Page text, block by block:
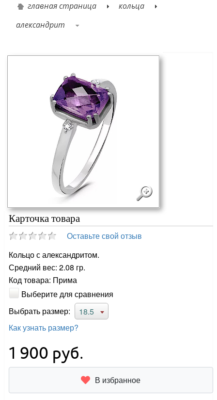
главная страница
кольца
александрит
Карточка товара
Оставьте свой отзыв
Кольцо с александритом.
Средний вес: 2.08 гр.
Код товара: Прима
Выберите для сравнения
Выбрать размер:
18.5
Как узнать размер?
1 900 руб.
В избранное